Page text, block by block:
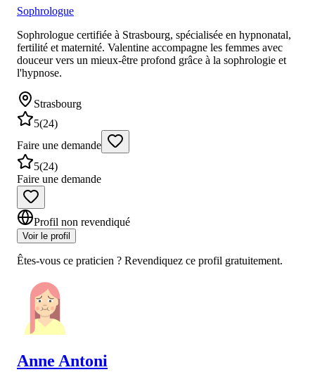
Sophrologue
Sophrologue certifiée à Strasbourg, spécialisée en hypnonatal,
fertilité et maternité. Valentine accompagne les femmes avec
douceur vers un mieux-être profond grâce à la sophrologie et
l'hypnose.
Strasbourg
5(24)
Faire une demande
5(24)
Faire une demande
Profil non revendiqué
Voir le profil
Êtes-vous ce praticien ? Revendiquez ce profil gratuitement.
Anne Antoni